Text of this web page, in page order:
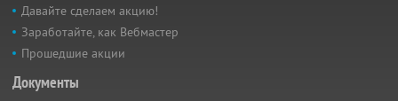
Давайте сделаем акцию!
Заработайте, как Вебмастер
Прошедшие акции
Документы